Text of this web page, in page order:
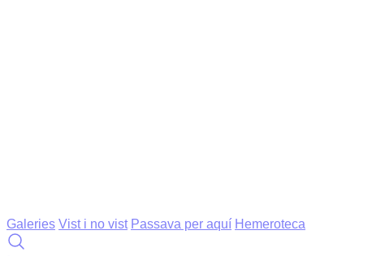
Galeries Vist i no vist Passava per aquí Hemeroteca